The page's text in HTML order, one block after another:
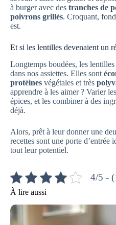
à burger avec des tranches de
poivrons grillés. Croquant,
est.
Et si les lentilles devenaient un
Longtemps boudées, les
dans nos assiettes. Elles sont
protéines végétales et très
apprendre à les aimer ? Varier
épices, et les combiner à des
déjà.
Alors, prêt à leur donner une
recettes sont une porte d’entrée
tout leur potentiel.
4/5 -
À lire aussi